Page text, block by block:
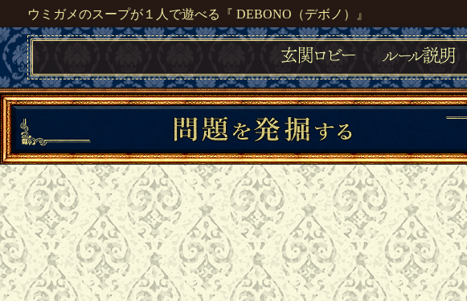
ウミガメのスープが１人で遊べる『 DEBONO（デボノ）』